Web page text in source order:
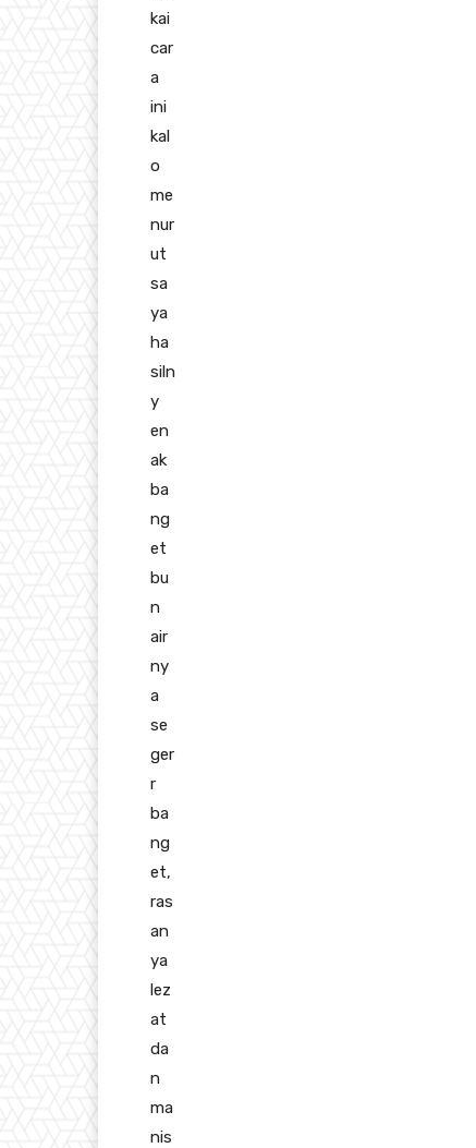
kai
car
a
ini
kal
o
me
nur
ut
sa
ya
ha
siln
y
en
ak
ba
ng
et
bu
n
air
ny
a
se
ger
r
ba
ng
et,
ras
an
ya
lez
at
da
n
ma
nis